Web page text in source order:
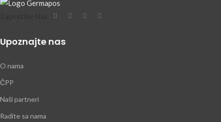
Upoznajte nas
O nama
ČPP
Naši partneri
Radite sa nama